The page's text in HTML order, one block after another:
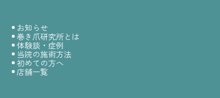
お知らせ
巻き爪研究所とは
体験談・症例
当院の施術方法
初めての方へ
店舗一覧